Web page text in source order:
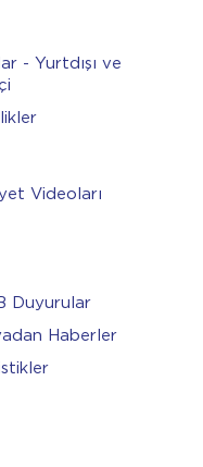
- Yurtdışı ve
Videoları
Duyurular
Haberler